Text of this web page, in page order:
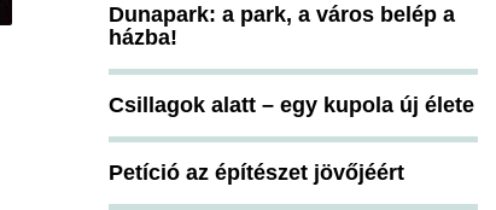
Dunapark: a park, a város belép a
házba!
Csillagok alatt – egy kupola új élete
Petíció az építészet jövőjéért